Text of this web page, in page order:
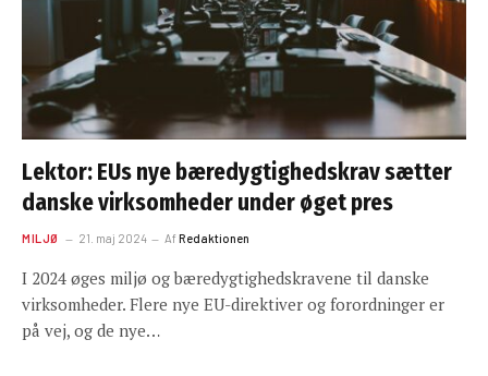
Lektor: EUs nye bæredygtighedskrav sætter
danske virksomheder under øget pres
MILJØ 21. maj 2024 AfRedaktionen
I 2024 øges miljø og bæredygtighedskravene til danske
virksomheder. Flere nye EU-direktiver og forordninger er
på vej, og de nye…